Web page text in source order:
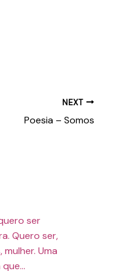
NEXT
Poesia – Somos